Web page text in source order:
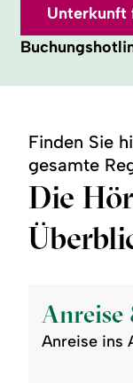
Unterkunft
Finden Sie
gesamte
Die
Anreise ins
Anreise
Mobilität